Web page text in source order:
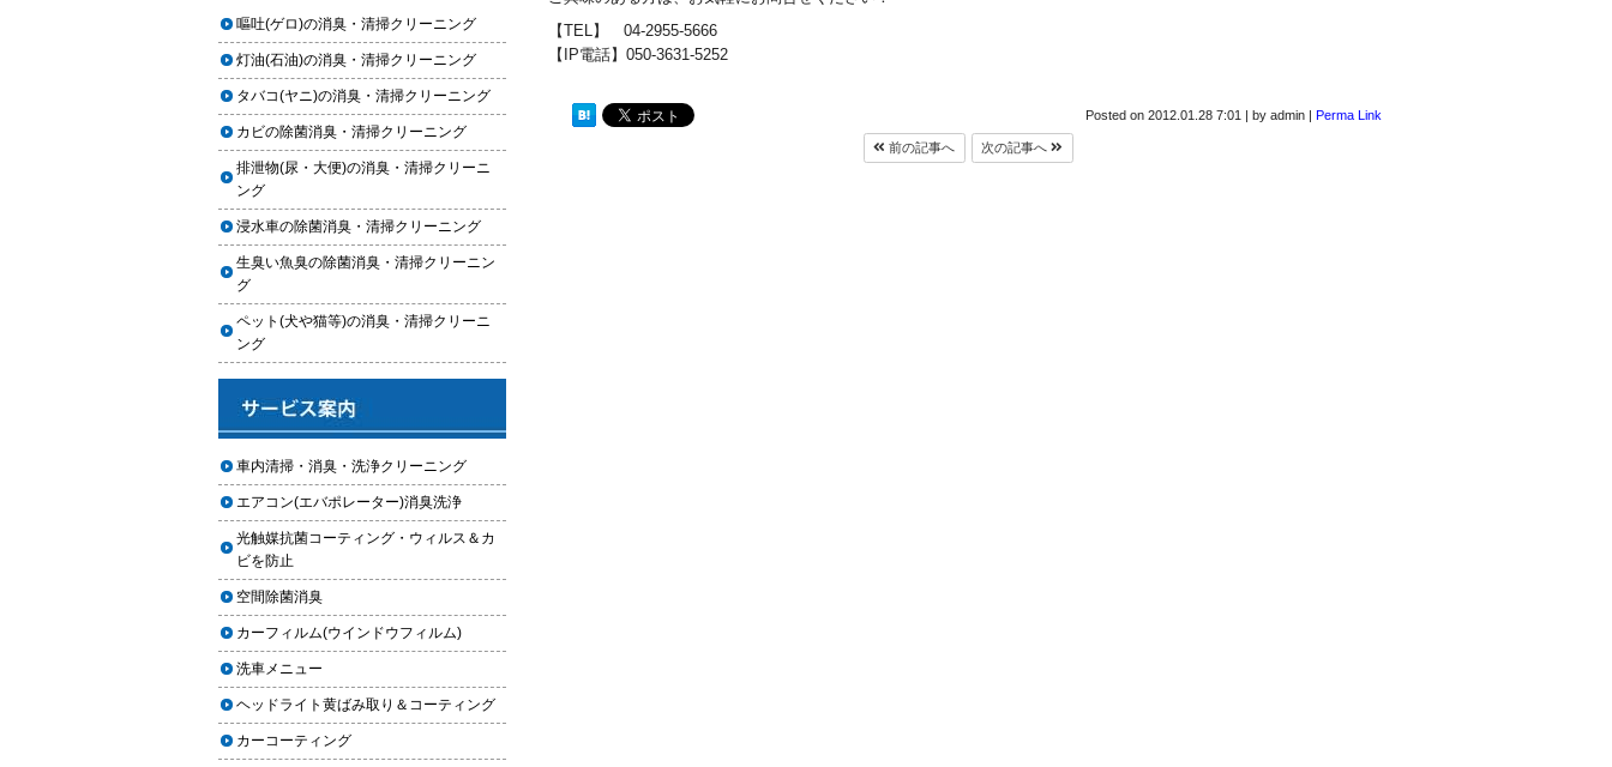
【TEL】 04-2955-5666
【IP電話】050-3631-5252
Posted on 2012.01.28 7:01 | by admin| Perma Link
前の記事へ 次の記事へ
ヘッドライト黄ばみ取りの料金相
場｜イエローハット・オートバッ
クス・専門店を徹底比較【2026年
版】
2026.01.01
【2026年版】イエローハットのカ
ーフィルム料金はいくら？施工内
容・相場・安くするコツ
2025.12.05
車のヘッドライト交換のタイミン
グと費用
2025.12.04
車のサスペンション交換の必要性
車のフロントガラス交換の料金相
場と作業手順
車のドアロック修理の料金と作業
手順
【2026年最新】車の花粉シミを
「科学」で制す。雨上がりの固着
を防ぐ「足軽加工」と抗酸化防衛
論
車内クリーニングは自分ででき
る？DIY清掃と業者依頼の違い・限
嘔吐(ゲロ)の消臭・清掃クリーニング
灯油(石油)の消臭・清掃クリーニング
タバコ(ヤニ)の消臭・清掃クリーニング
カビの除菌消臭・清掃クリーニング
排泄物(尿・大便)の消臭・清掃クリーニ
ング
浸水車の除菌消臭・清掃クリーニング
生臭い魚臭の除菌消臭・清掃クリーニン
グ
ペット(犬や猫等)の消臭・清掃クリーニ
ング
車内清掃・消臭・洗浄クリーニング
エアコン(エバポレーター)消臭洗浄
光触媒抗菌コーティング・ウィルス＆カ
ビを防止
空間除菌消臭
カーフィルム(ウインドウフィルム)
洗車メニュー
ヘッドライト黄ばみ取り＆コーティング
カーコーティング